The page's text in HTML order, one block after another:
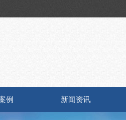
例 新闻资讯